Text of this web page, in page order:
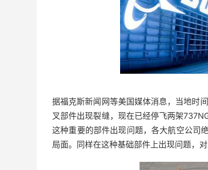
据福克斯新闻网等美国媒体消息，当地时
叉部件出现裂缝，现在已经停飞两架
这种重要的部件出现问题，各大航空公司
局面。同样在这种基础部件上出现问题，